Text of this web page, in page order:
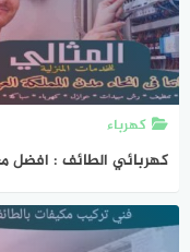
كهرباء